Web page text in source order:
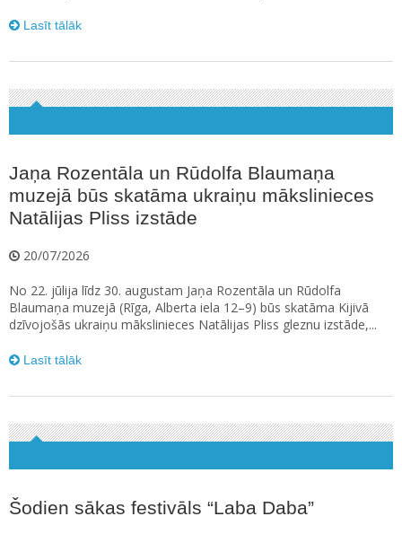
Lasīt tālāk
Jaņa Rozentāla un Rūdolfa Blaumaņa
muzejā būs skatāma ukraiņu mākslinieces
Natālijas Pliss izstāde
20/07/2026
No 22. jūlija līdz 30. augustam Jaņa Rozentāla un Rūdolfa
Blaumaņa muzejā (Rīga, Alberta iela 12–9) būs skatāma Kijivā
dzīvojošās ukraiņu mākslinieces Natālijas Pliss gleznu izstāde,...
Lasīt tālāk
Šodien sākas festivāls “Laba Daba”